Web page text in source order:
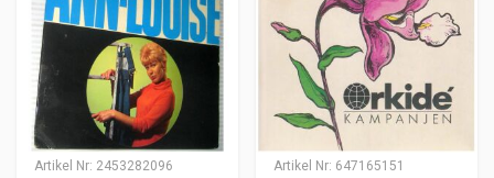
Artikel Nr: 2453282096 Artikel Nr: 647165151